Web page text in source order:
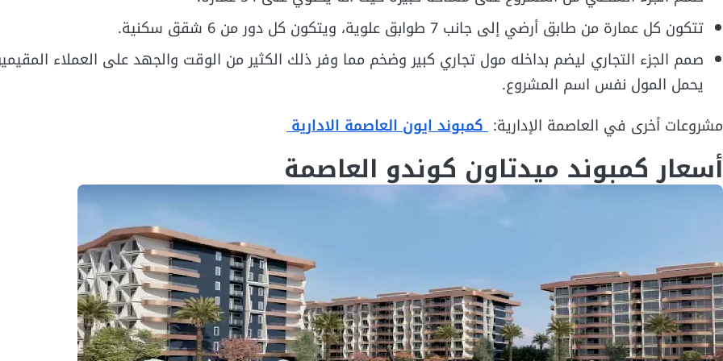
تتكون كل عمارة من طابق أرضي إلى جانب 7 طوابق علوية، ويتكون كل دور من 6 شقق سكنية.
صمم الجزء التجاري ليضم بداخله مول تجاري كبير وضخم مما وفر ذلك الكثير من الوقت والجهد على العملاء
يحمل المول نفس اسم المشروع.
مشروعات أخرى في العاصمة الإدارية: كمبوند ايون العاصمة الادارية
أسعار كمبوند ميدتاون كوندو العاصمة